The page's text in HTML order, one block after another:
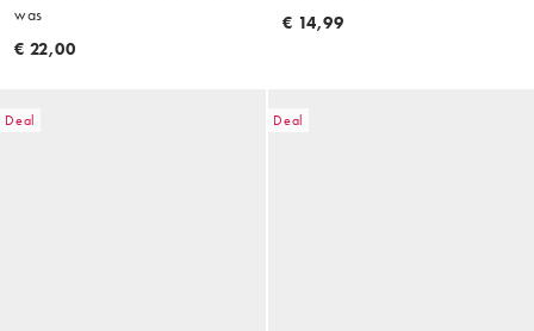
was
€ 22,00
€ 14,99
Deal Deal